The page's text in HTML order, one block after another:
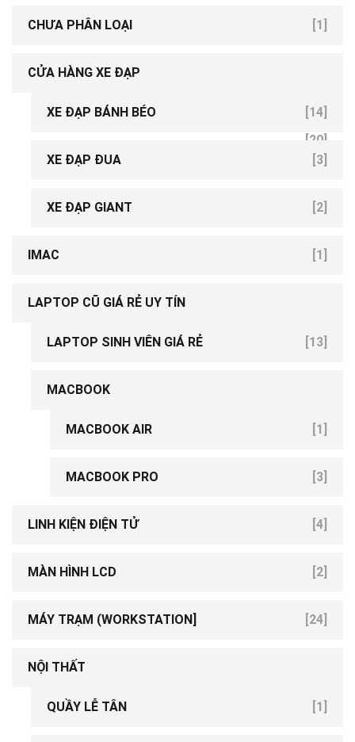
CHƯA PHÂN LOẠI [1]
CỬA HÀNG XE ĐẠP
[20]
XE ĐẠP BÁNH BÉO [14]
XE ĐẠP ĐUA [3]
XE ĐẠP GIANT [2]
IMAC [1]
LAPTOP CŨ GIÁ RẺ UY TÍN
LAPTOP SINH VIÊN GIÁ RẺ [13]
MACBOOK
[6]
MACBOOK AIR [1]
MACBOOK PRO [3]
LINH KIỆN ĐIỆN TỬ [4]
MÀN HÌNH LCD [2]
MÁY TRẠM (WORKSTATION] [24]
NỘI THẤT
[2]
QUẦY LỄ TÂN [1]